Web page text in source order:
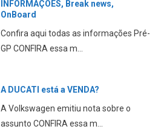
INFORMAÇÔES, Break news,
OnBoard
Confira aqui todas as informações Pré-
GP CONFIRA essa m...
A DUCATI está a VENDA?
A Volkswagen emitiu nota sobre o
assunto CONFIRA essa m...